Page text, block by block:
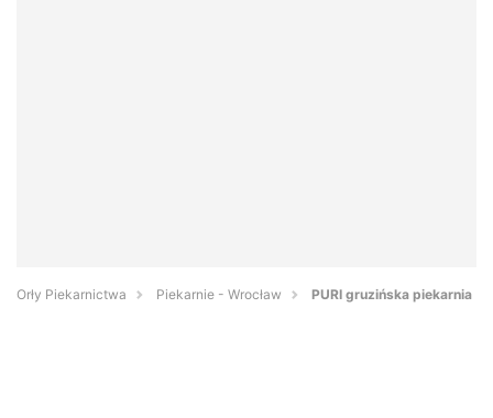
Orły Piekarnictwa Piekarnie - Wrocław PURI gruzińska piekarnia